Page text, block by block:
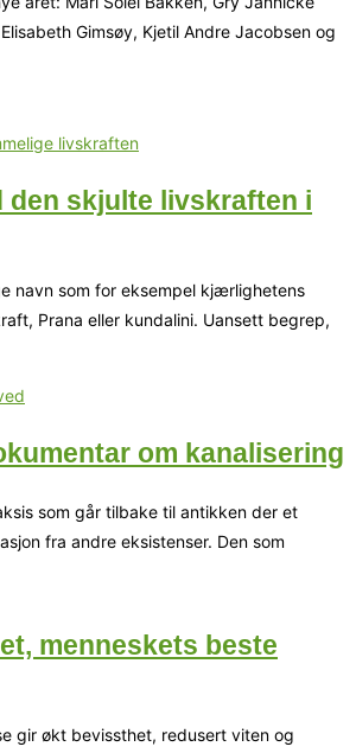
Gimsøy, Kjetil Andre Jacobsen og
den skjulte livskraften i
navn som for eksempel kjærlighetens
Prana eller kundalini. Uansett begrep,
om kanalisering
som går tilbake til antikken der et
fra andre eksistenser. Den som
menneskets beste
gir økt bevissthet, redusert viten og